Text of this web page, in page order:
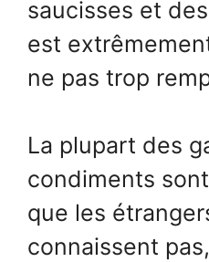
saucisses et
est
ne pas trop
La plupart des
condiments
que les
connaissent